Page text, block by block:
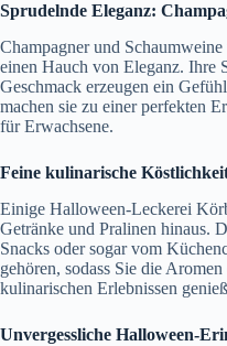
Sprudelnde Eleganz:
Champagner und
einen Hauch von Eleganz. Ihre
Geschmack erzeugen ein
machen sie zu einer perfekten
für Erwachsene.
Feine kulinarische
Einige Halloween-Leckerei
Getränke und Pralinen hinaus.
Snacks oder sogar vom
gehören, sodass Sie die
kulinarischen Erlebnissen
Unvergessliche Halloween-